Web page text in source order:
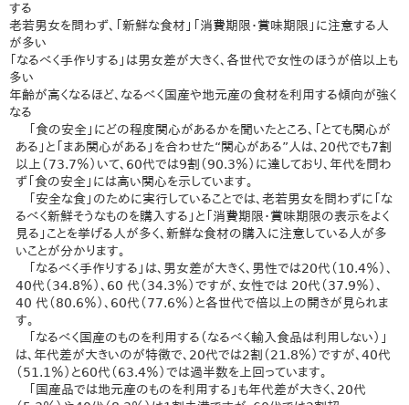
する
老若男女を問わず、「新鮮な食材」「消費期限・賞味期限」に注意する人
が多い
「なるべく手作りする」は男女差が大きく、各世代で女性のほうが倍以上も
多い
年齢が高くなるほど、なるべく国産や地元産の食材を利用する傾向が強く
なる
「食の安全」にどの程度関心があるかを聞いたところ、「とても関心が
ある」と「まあ関心がある」を合わせた“関心がある”人は、20代でも7割
以上（73.7％）いて、60代では9割（90.3％）に達しており、年代を問わ
ず「食の安全」には高い関心を示しています。
「安全な食」のために実行していることでは、老若男女を問わずに「な
るべく新鮮そうなものを購入する」と「消費期限・賞味期限の表示をよく
見る」ことを挙げる人が多く、新鮮な食材の購入に注意している人が多
いことが分かります。
「なるべく手作りする」は、男女差が大きく、男性では20代（10.4％）、
40代（34.8％）、60 代（34.3％）ですが、女性では 20代（37.9％）、
40 代（80.6％）、60代（77.6％）と各世代で倍以上の開きが見られま
す。
「なるべく国産のものを利用する（なるべく輸入食品は利用しない）」
は、年代差が大きいのが特徴で、20代では2割（21.8％）ですが、40代
（51.1％）と60代（63.4％）では過半数を上回っています。
「国産品では地元産のものを利用する」も年代差が大きく、20代